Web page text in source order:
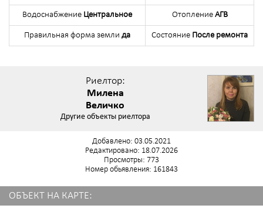
Водоснабжение Центральное Отопление АГВ
Правильная форма земли да Состояние После ремонта
Риелтор:
Милена
Величко
Другие объекты риелтора
Добавлено: 03.05.2021
Редактировано: 18.07.2026
Просмотры: 773
Номер обьявления: 161843
ОБЪЕКТ НА КАРТЕ: